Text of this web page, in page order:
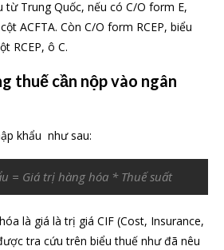
từ Trung Quốc, nếu có C/O form E,
ACFTA. Còn C/O form RCEP, biểu
RCEP, ô C.
thuế cần nộp vào ngân
khẩu như sau:
= Giá trị hàng hóa * Thuế suất
là giá là trị giá CIF (Cost, Insurance,
tra cứu trên biểu thuế như đã nêu